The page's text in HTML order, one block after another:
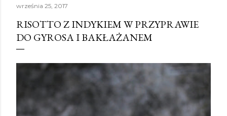
września 25, 2017
RISOTTO Z INDYKIEM W PRZYPRAWIE
DO GYROSA I BAKŁAŻANEM